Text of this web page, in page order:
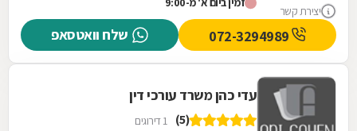
יצירת קשר
שלח וואטסאפ
עדי כהן משרד עורכי דין
(5) 1 דירוגים